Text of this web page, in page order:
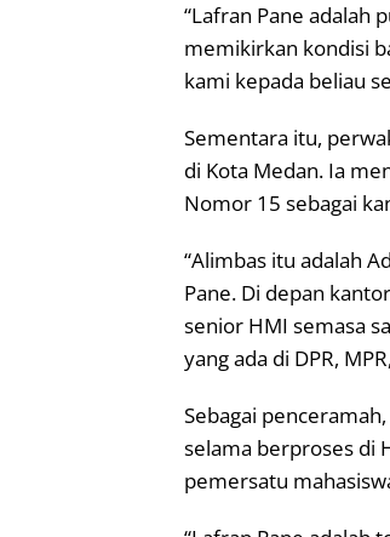
“Lafran Pane adalah
memikirkan kondisi
kami kepada beliau
Sementara itu,
di Kota Medan. Ia
Nomor 15 sebagai
“Alimbas itu adalah
Pane. Di depan
senior HMI semasa
yang ada di DPR,
Sebagai
selama berproses di
pemersatu